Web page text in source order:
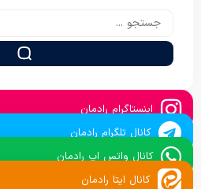
اینستاگرام رادمان
کانال تلگرام رادمان
کانال واتس اپ رادمان
کانال ایتا رادمان